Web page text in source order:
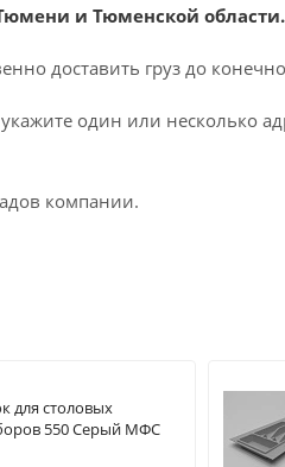
и Тюменской области.
доставить груз до
один или несколько
компании.
для столовых
550 Серый МФС